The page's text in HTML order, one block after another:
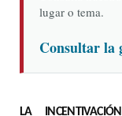
lugar o tema.
Consultar la
LA